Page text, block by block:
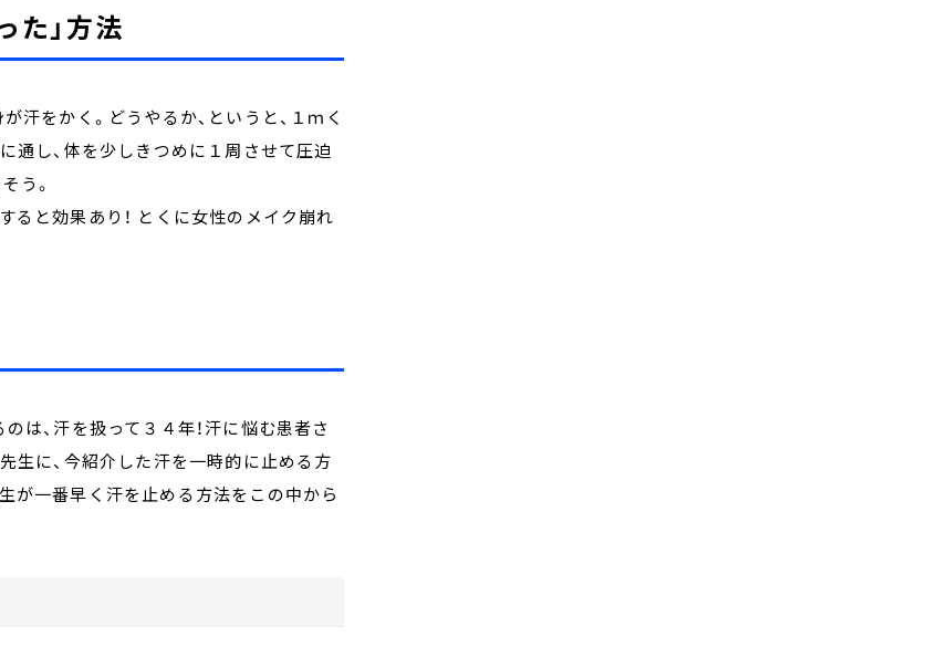
た」方法
汗をかく。どうやるか、というと、１ｍく
通し、体を少しきつめに１周させて圧迫
なるそう。
と効果あり！ とくに女性のメイク崩れ
は、汗を扱って３４年！汗に悩む患者さ
生に、今紹介した汗を一時的に止める方
が一番早く汗を止める方法をこの中から